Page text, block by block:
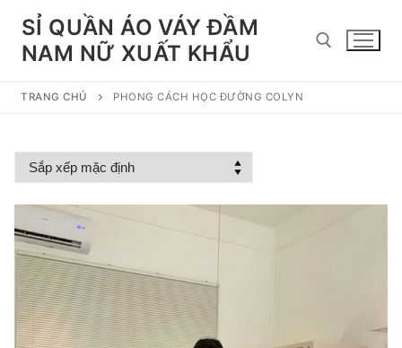
Chuyển
đếnSỈ QUẦN ÁO VÁY ĐẦM
NAM NỮ XUẤT KHẨU
TRANG CHỦ PHONG CÁCH HỌC ĐƯỜNG COLYN